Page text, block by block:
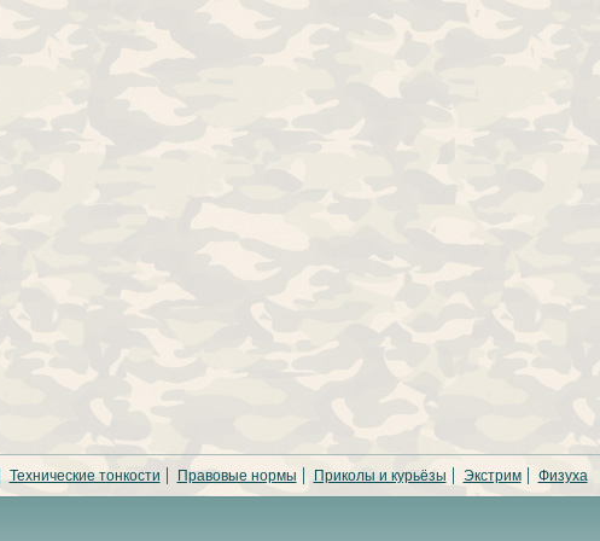
Технические тонкости Правовые нормы Приколы и курьёзы Экстрим Физуха